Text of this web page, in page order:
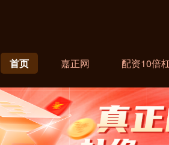
首页 嘉正网 配资10倍